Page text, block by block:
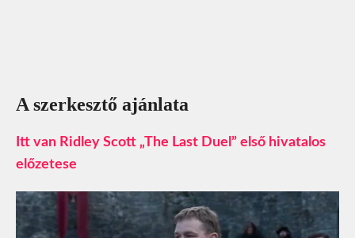
A szerkesztő ajánlata
Itt van Ridley Scott „The Last Duel” első hivatalos
előzetese